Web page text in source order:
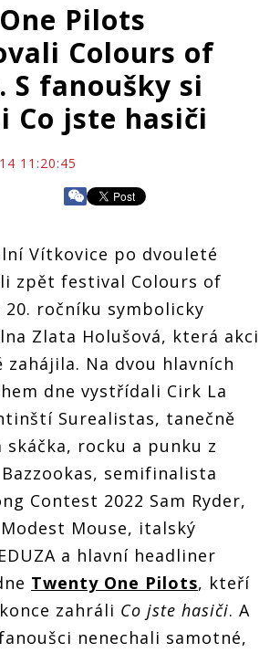
Pilots
Colours of
S fanoušky si
Co jste hasiči
11:20:45
Vítkovice po dvouleté
zpět festival Colours of
20. ročníku symbolicky
Zlata Holušová, která akci
Na dvou hlavních
dne vystřídali Cirk La
Surealistas, tanečně
skáčka, rocku a punku z
semifinalista
Contest 2022 Sam Ryder,
Mouse, italský
a hlavní headliner
Twenty One Pilots, kteří
zahráli Co jste hasiči. A
nenechali samotné,